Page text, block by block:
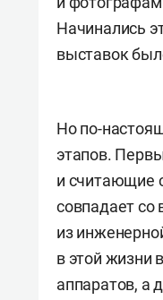
Начинались
выставок
Но по-
этапов.
и считающие
совпадает
из
в этой жизни
аппаратов, а